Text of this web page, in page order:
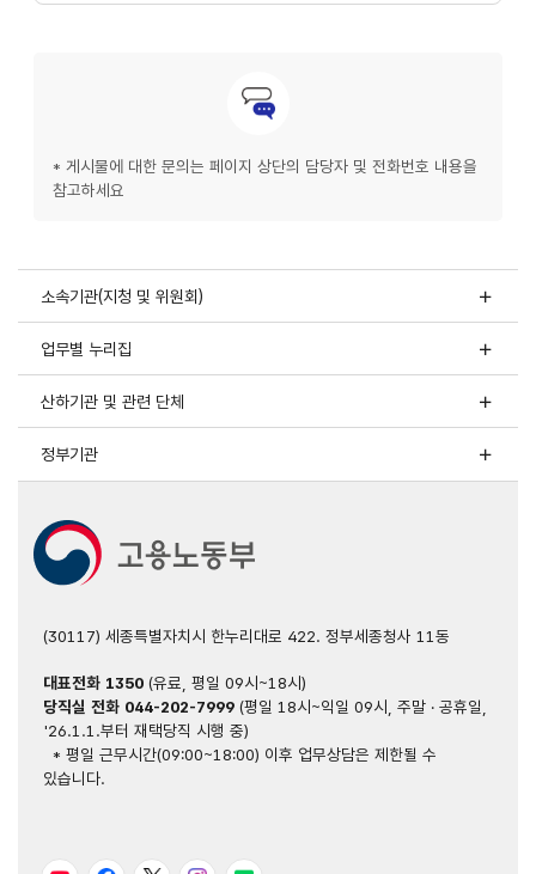
* 게시물에 대한 문의는 페이지 상단의 담당자 및 전화번호 내용을
참고하세요
소속기관(지청 및 위원회)
업무별 누리집
산하기관 및 관련 단체
정부기관
(30117) 세종특별자치시 한누리대로 422. 정부세종청사 11동
대표전화 1350(유료, 평일 09시~18시)
당직실 전화 044-202-7999(평일 18시~익일 09시, 주말 · 공휴일,
'26.1.1.부터 재택당직 시행 중)
* 평일 근무시간(09:00~18:00) 이후 업무상담은 제한될 수
있습니다.